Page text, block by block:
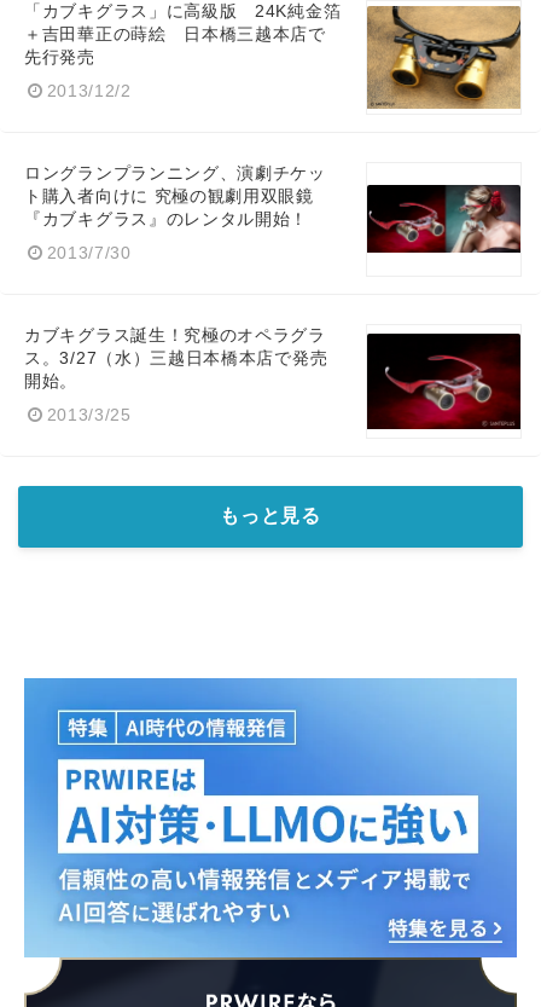
「カブキグラス」に高級版 24K純金箔
＋吉田華正の蒔絵 日本橋三越本店で
先行発売
2013/12/2
ロングランプランニング、演劇チケッ
ト購入者向けに 究極の観劇用双眼鏡
『カブキグラス』のレンタル開始！
2013/7/30
カブキグラス誕生！究極のオペラグラ
ス。3/27（水）三越日本橋本店で発売
開始。
2013/3/25
もっと見る